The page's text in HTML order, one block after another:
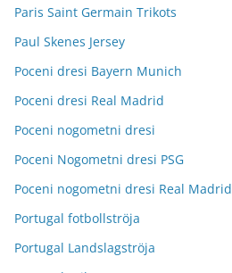
Paris Saint Germain Trikots
Paul Skenes Jersey
Poceni dresi Bayern Munich
Poceni dresi Real Madrid
Poceni nogometni dresi
Poceni Nogometni dresi PSG
Poceni nogometni dresi Real Madrid
Portugal fotbollströja
Portugal Landslagströja